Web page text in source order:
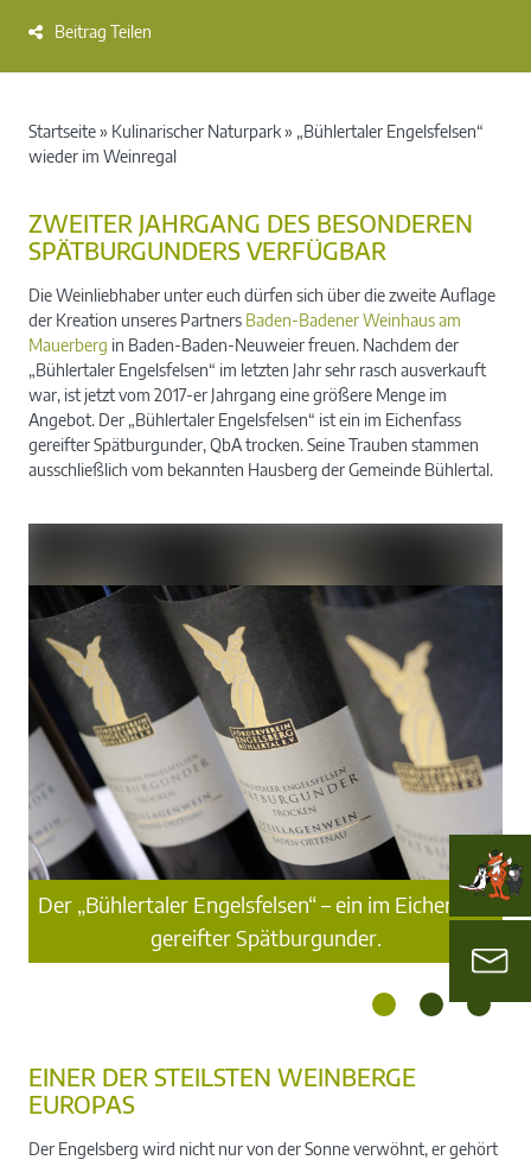
Beitrag Teilen
Startseite» Kulinarischer Naturpark» „Bühlertaler Engelsfelsen“
wieder im Weinregal
ZWEITER JAHRGANG DES BESONDEREN
SPÄTBURGUNDERS VERFÜGBAR
Die Weinliebhaber unter euch dürfen sich über die zweite Auflage
der Kreation unseres Partners Baden-Badener Weinhaus am
Mauerberg in Baden-Baden-Neuweier freuen. Nachdem der
„Bühlertaler Engelsfelsen“ im letzten Jahr sehr rasch ausverkauft
war, ist jetzt vom 2017-er Jahrgang eine größere Menge im
Angebot. Der „Bühlertaler Engelsfelsen“ ist ein im Eichenfass
gereifter Spätburgunder, QbA trocken. Seine Trauben stammen
ausschließlich vom bekannten Hausberg der Gemeinde Bühlertal.
Der „Bühlertaler Engelsfelsen“ – ein im Eichenfass
gereifter Spätburgunder.
EINER DER STEILSTEN WEINBERGE
EUROPAS
Der Engelsberg wird nicht nur von der Sonne verwöhnt, er gehört